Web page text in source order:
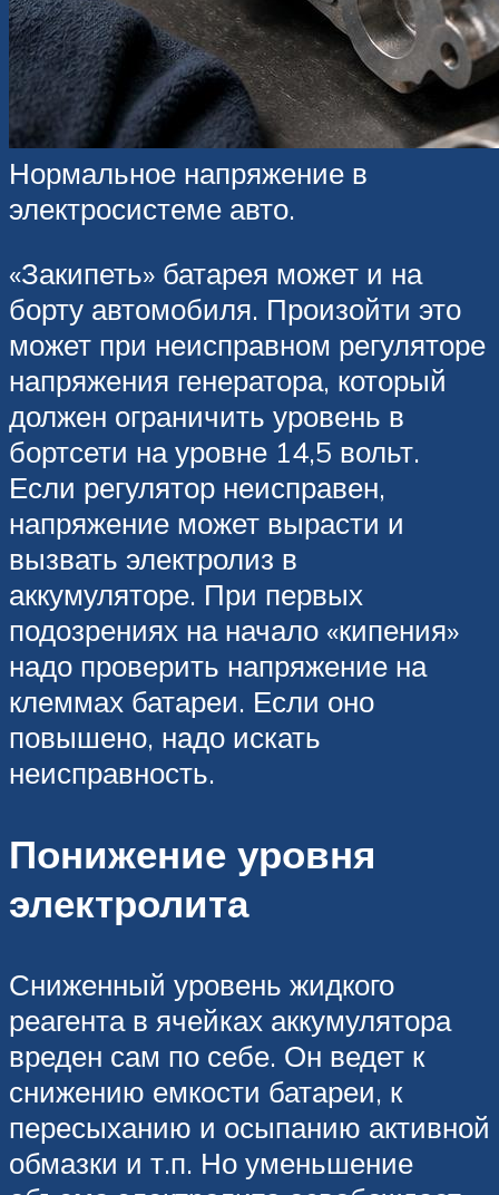
Нормальное напряжение в
электросистеме авто.
«Закипеть» батарея может и на
борту автомобиля. Произойти это
может при неисправном регуляторе
напряжения генератора, который
должен ограничить уровень в
бортсети на уровне 14,5 вольт.
Если регулятор неисправен,
напряжение может вырасти и
вызвать электролиз в
аккумуляторе. При первых
подозрениях на начало «кипения»
надо проверить напряжение на
клеммах батареи. Если оно
повышено, надо искать
неисправность.
Понижение уровня
электролита
Сниженный уровень жидкого
реагента в ячейках аккумулятора
вреден сам по себе. Он ведет к
снижению емкости батареи, к
пересыханию и осыпанию активной
обмазки и т.п. Но уменьшение